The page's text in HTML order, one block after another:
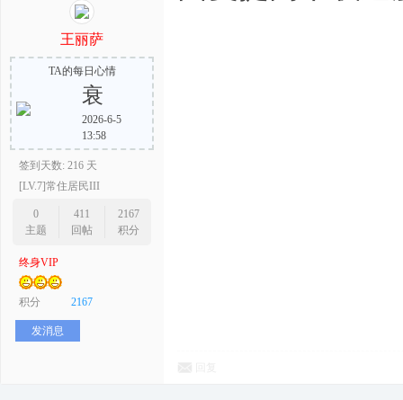
王丽萨
TA的每日心情
衰
2026-6-5
13:58
签到天数: 216 天
[LV.7]常住居民III
0
主题
411
回帖
2167
积分
终身VIP
积分 2167
发消息